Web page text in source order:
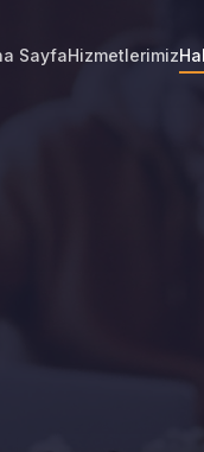
SayfaHizmetlerimiz